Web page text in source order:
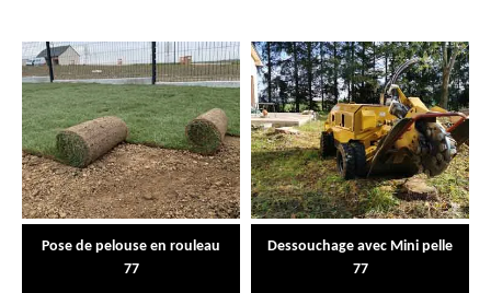
Pose de pelouse en rouleau
77
Dessouchage avec Mini pelle
77